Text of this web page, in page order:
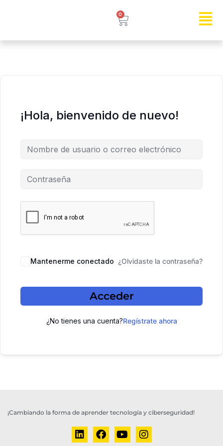
0
¡Hola, bienvenido de nuevo!
Mantenerme conectado ¿Olvidaste la contraseña?
Acceder
¿No tienes una cuenta?Regístrate ahora
¡Cambiando la forma de aprender tecnología y ciberseguridad!